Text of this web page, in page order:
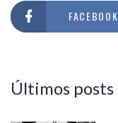
FACEBOOK
Últimos posts